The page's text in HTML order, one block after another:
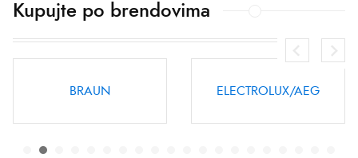
Kupujte po brendovima
ELECTROLUX/AEG